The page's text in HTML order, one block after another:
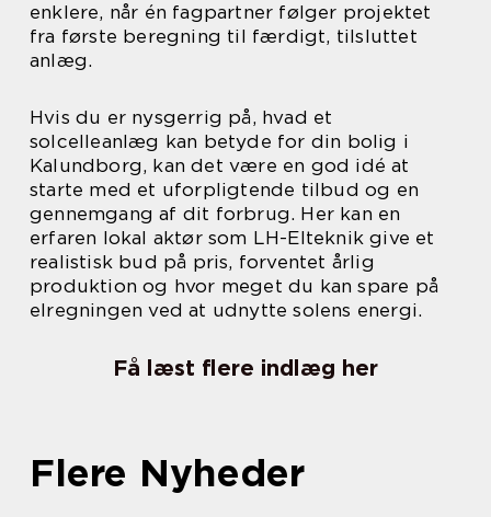
enklere, når én fagpartner følger projektet
fra første beregning til færdigt, tilsluttet
anlæg.
Hvis du er nysgerrig på, hvad et
solcelleanlæg kan betyde for din bolig i
Kalundborg, kan det være en god idé at
starte med et uforpligtende tilbud og en
gennemgang af dit forbrug. Her kan en
erfaren lokal aktør som LH-Elteknik give et
realistisk bud på pris, forventet årlig
produktion og hvor meget du kan spare på
elregningen ved at udnytte solens energi.
Få læst flere indlæg her
Flere Nyheder